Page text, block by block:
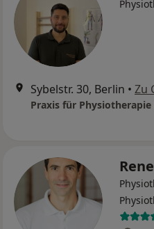
Sybelstr. 30, Berlin • Zu
Praxis für Physiotherapie